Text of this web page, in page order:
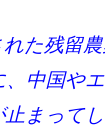
た残留農
中国や
止まって